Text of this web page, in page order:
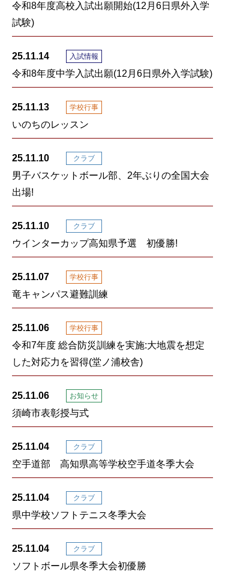
令和8年度高校入試出願開始(12月6日県外入学
試験)
入試情報
25.11.14
令和8年度中学入試出願(12月6日県外入学試験)
学校行事
25.11.13
いのちのレッスン
クラブ
25.11.10
男子バスケットボール部、2年ぶりの全国大会
出場!
クラブ
25.11.10
ウインターカップ高知県予選 初優勝!
学校行事
25.11.07
竜キャンパス避難訓練
学校行事
25.11.06
令和7年度 総合防災訓練を実施:大地震を想定
した対応力を習得(堂ノ浦校舎)
お知らせ
25.11.06
須崎市表彰授与式
クラブ
25.11.04
空手道部 高知県高等学校空手道冬季大会
クラブ
25.11.04
県中学校ソフトテニス冬季大会
クラブ
25.11.04
ソフトボール県冬季大会初優勝